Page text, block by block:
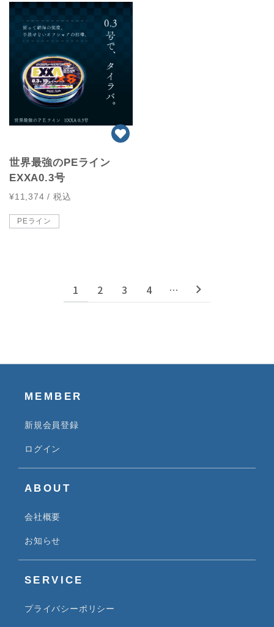
世界最強のPEライン
EXXA0.3号
¥11,374 / 税込
PEライン
1 2 3 4 …
MEMBER
新規会員登録
ログイン
ABOUT
会社概要
お知らせ
SERVICE
プライバシーポリシー